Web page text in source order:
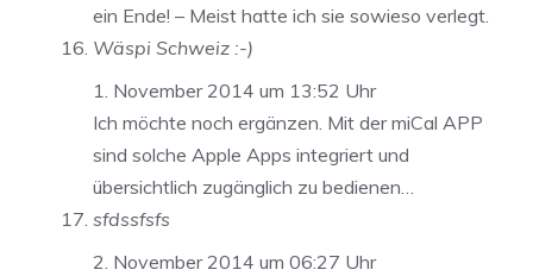
ein Ende! – Meist hatte ich sie sowieso verlegt.
Wäspi Schweiz :-)
1. November 2014 um 13:52 Uhr
Ich möchte noch ergänzen. Mit der miCal APP
sind solche Apple Apps integriert und
übersichtlich zugänglich zu bedienen…
sfdssfsfs
2. November 2014 um 06:27 Uhr